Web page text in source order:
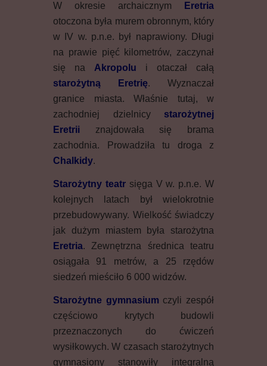
W okresie archaicznym
Eretria
otoczona była murem obronnym, który
w IV w. p.n.e. był naprawiony. Długi
na prawie pięć kilometrów, zaczynał
się na Akropolu i otaczał całą
starożytną Eretrię. Wyznaczał
granice miasta. Właśnie tutaj, w
zachodniej dzielnicy starożytnej
Eretrii znajdowała się brama
zachodnia. Prowadziła tu droga z
Chalkidy.
Starożytny teatrsięga V w. p.n.e. W
kolejnych latach był wielokrotnie
przebudowywany. Wielkość świadczy
jak dużym miastem była starożytna
Eretria. Zewnętrzna średnica teatru
osiągała 91 metrów, a 25 rzędów
siedzeń mieściło 6 000 widzów.
Starożytne gymnasium czyli zespół
częściowo krytych budowli
przeznaczonych do ćwiczeń
wysiłkowych. W czasach starożytnych
gymnasiony stanowiły integralną